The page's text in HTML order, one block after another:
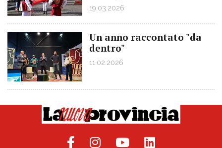
19.03.2026
Un anno raccontato "da
dentro"
11.02.2026